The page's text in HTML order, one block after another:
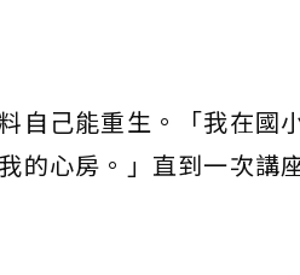
自己能重生。「我在國
的心房。」直到一次講